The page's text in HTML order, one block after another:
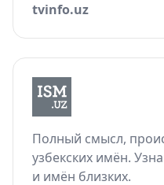
tvinfo.uz
Полный смысл,
узбекских имён.
и имён близких.